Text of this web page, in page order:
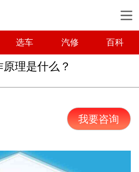
选车 汽修 百科
理是什么？
我要咨询